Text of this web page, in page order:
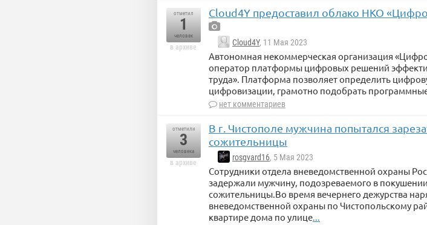
отметил
1
человек
в архиве
Cloud4Y предоставил облако НКО
Cloud4Y, 11 Мая 2023
Автономная некоммерческая организация
оператор платформы цифровых решений
труда». Платформа позволяет определить
цифровизации, грамотно подобрать
нет комментариев
отметили
3
человека
в архиве
В г. Чистополе мужчина попытался
сожительницы
rosgvard16, 5 Мая 2023
Сотрудники отдела вневедомственной охраны
задержали мужчину, подозреваемого в
сожительницы.Во время вечернего дежурства
вневедомственной охраны по Чистопольскому
квартире дома по улице...